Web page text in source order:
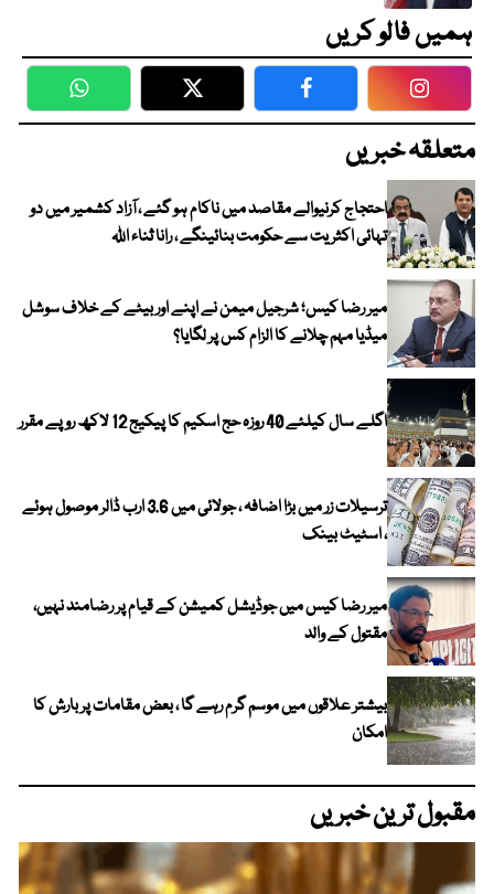
ہمیں فالو کریں
WhatsApp Twitter Facebook
متعلقہ خبریں
احتجاج کرنیوالے مقاصد میں ناکام ہو گئے ، آزاد کشمیر میں دو
تہائی اکثریت سے حکومت بنائینگے ، رانا ثناء اللہ
میر رضا کیس؛ شرجیل میمن نے اپنے اور بیٹے کے خلاف سوشل
میڈیا مہم چلانے کا الزام کس پر لگایا؟
اگلے سال کیلئے 40 روزہ حج اسکیم کا پیکیج 12 لاکھ روپے مقرر
ترسیلات زر میں بڑا اضافہ ، جولائی میں 3.6 ارب ڈالر موصول ہوئے
، اسٹیٹ بینک
میر رضا کیس میں جوڈیشل کمیشن کے قیام پر رضامند نہیں،
مقتول کے والد
بیشتر علاقوں میں موسم گرم رہے گا ، بعض مقامات پر بارش کا
امکان
مقبول ترین خبریں